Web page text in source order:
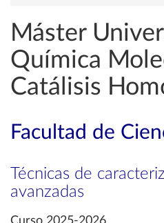
Máster
Química
Catálisis
Facultad de
Técnicas de
avanzadas